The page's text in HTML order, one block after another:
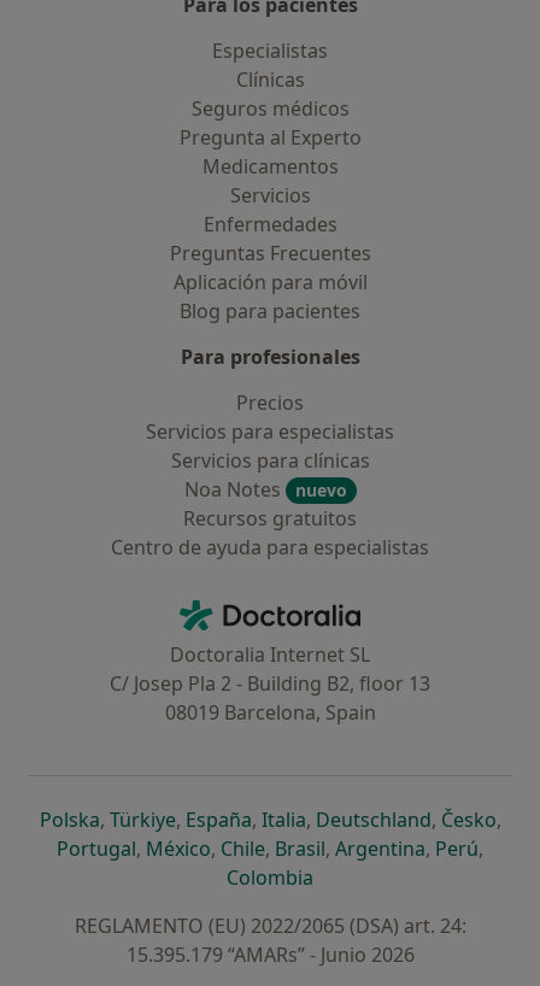
Especialistas
Clínicas
Seguros médicos
Pregunta al Experto
Medicamentos
Servicios
Enfermedades
Preguntas Frecuentes
Aplicación para móvil
Blog para pacientes
Para profesionales
Precios
Servicios para especialistas
Servicios para clínicas
Noa Notes
nuevo
Recursos gratuitos
Centro de ayuda para especialistas
Doctoralia - Página de inicio
Doctoralia Internet SL
C/ Josep Pla 2 - Building B2, floor 13
08019 Barcelona, Spain
Polskase abre en una nueva pestaña
, Türkiyese abre en una nueva pestaña
, Españase abre en una nueva pestaña
, Italiase abre en una nueva
, Deutschlandse abre en
, Českose
,
Portugalse abre en una nueva pestaña
, Méxicose abre en una nueva pestaña
, Chilese abre en una nueva pestaña
, Brasilse abre en una nueva
, Argentinase abre en
, Perúse
,
Colombia
REGLAMENTO (EU) 2022/2065 (DSA) art. 24:
15.395.179 “AMARs” - Junio 2026